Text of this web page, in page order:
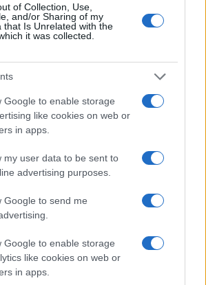
of Collection, Use,
and/or Sharing of my
that Is Unrelated with the
it was collected.
Google to enable storage
like cookies on web or
in apps.
my user data to be sent to
advertising purposes.
Google to send me
Google to enable storage
like cookies on web or
in apps.
confinamento: molti post e
implicitamente di mantenere
isolate (come il campo
le interazioni con la
i rischi di «scoppi di
come Freedom from
le condizioni di
in grado di esacerbare problemi
intense e routine
organizzati, lavoro manuale o
centri per sfogare
(es. programmi in Svezia e
maschi rifugiati).